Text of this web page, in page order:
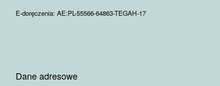
E-doręczenia: AE:PL-55566-64863-TEGAH-17
Dane adresowe